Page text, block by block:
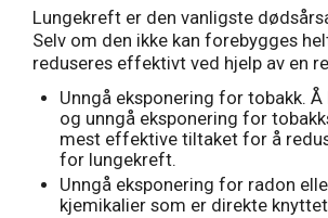
Lungekreft er den vanligste
Selv om den ikke kan forebygges
reduseres effektivt ved hjelp av en
Unngå eksponering for tobakk.
og unngå eksponering for
mest effektive tiltaket for å
for lungekreft.
Unngå eksponering for radon
kjemikalier som er direkte